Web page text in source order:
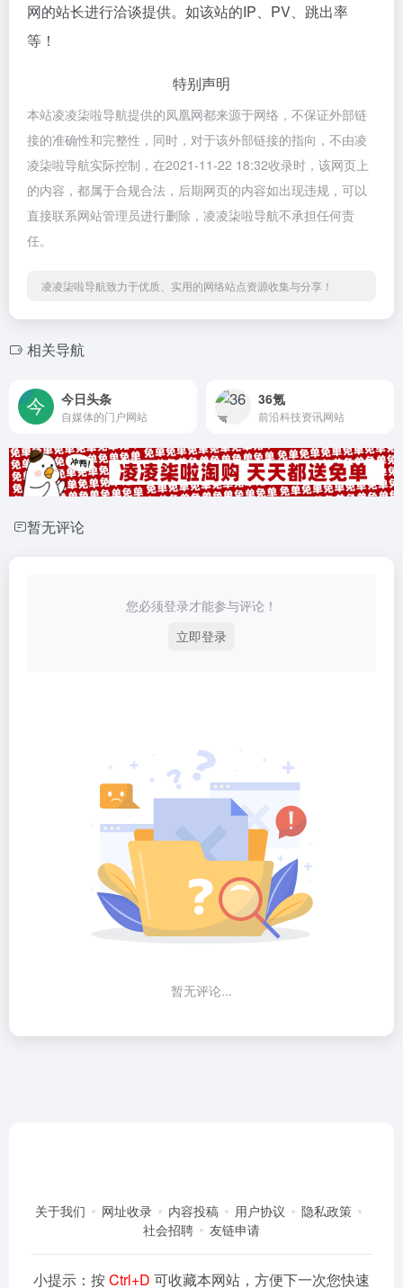
网的站长进行洽谈提供。如该站的IP、PV、跳出率
等！
特别声明
本站凌凌柒啦导航提供的凤凰网都来源于网络，不保证外部链
接的准确性和完整性，同时，对于该外部链接的指向，不由凌
凌柒啦导航实际控制，在2021-11-22 18:32收录时，该网页上
的内容，都属于合规合法，后期网页的内容如出现违规，可以
直接联系网站管理员进行删除，凌凌柒啦导航不承担任何责
任。
凌凌柒啦导航致力于优质、实用的网络站点资源收集与分享！
相关导航
今日头条
自媒体的门户网站
36氪
前沿科技资讯网站
暂无评论
您必须登录才能参与评论！
立即登录
暂无评论...
关于我们 网址收录 内容投稿 用户协议
隐私政策
社会招聘
友链申请
小提示：按Ctrl+D 可收藏本网站，方便下一次您快速